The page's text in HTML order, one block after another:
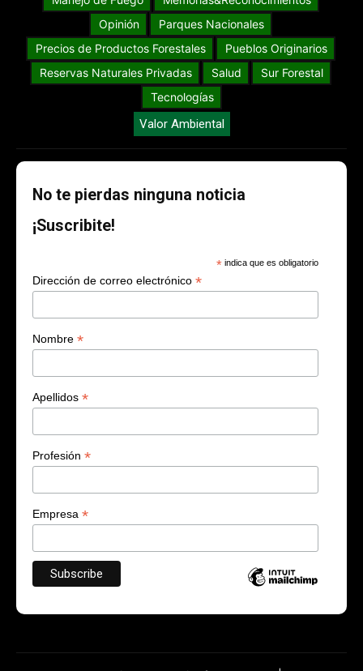
Opinión
Parques Nacionales
Precios de Productos Forestales
Pueblos Originarios
Reservas Naturales Privadas
Salud
Sur Forestal
Tecnologías
Valor Ambiental
No te pierdas ninguna noticia
¡Suscribite!
* indica que es obligatorio
Dirección de correo electrónico *
Nombre *
Apellidos *
Profesión *
Empresa *